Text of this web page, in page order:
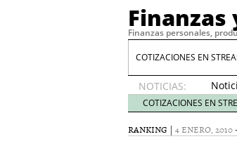
Finanzas
Finanzas personales,
COTIZACIONES EN
NOTICIAS:
de
por
las
COTIZACIONES EN
RANKING | 4 ENERO, 2010-